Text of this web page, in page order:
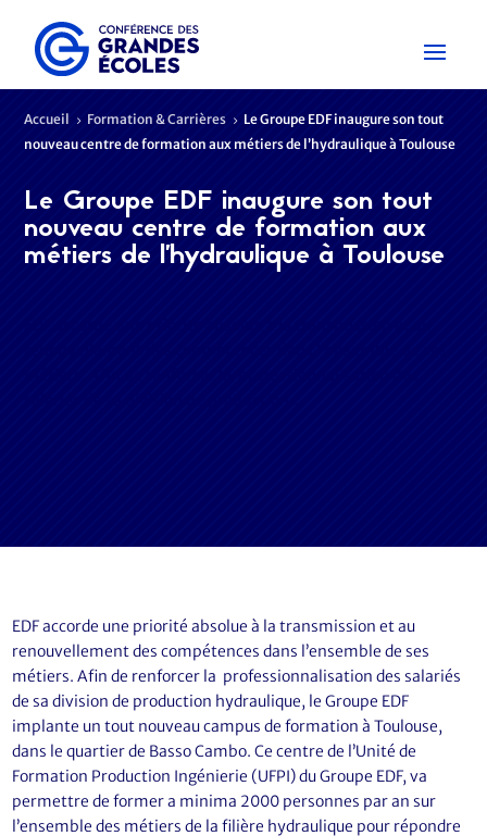
Accueil 5 Formation & Carrières 5 Le Groupe EDF inaugure son tout
nouveau centre de formation aux métiers de l’hydraulique à Toulouse
Le Groupe EDF inaugure son tout
nouveau centre de formation aux
métiers de l’hydraulique à Toulouse
EDF accorde une priorité absolue à la transmission et au
renouvellement des compétences dans l’ensemble de ses
métiers. Afin de renforcer la professionnalisation des salariés
de sa division de production hydraulique, le Groupe EDF
implante un tout nouveau campus de formation à Toulouse,
dans le quartier de Basso Cambo. Ce centre de l’Unité de
Formation Production Ingénierie (UFPI) du Groupe EDF, va
permettre de former a minima 2000 personnes par an sur
l’ensemble des métiers de la filière hydraulique pour répondre